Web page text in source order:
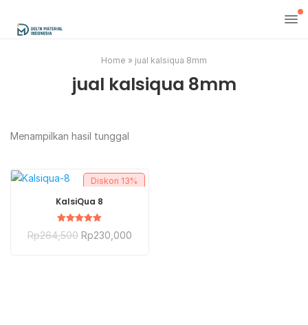
Home » jual kalsiqua 8mm
jual kalsiqua 8mm
Menampilkan hasil tunggal
Diskon 13%
BELI SEKARANG
KalsiQua 8
Dinilai
5.00
Rp264,500 Rp230,000